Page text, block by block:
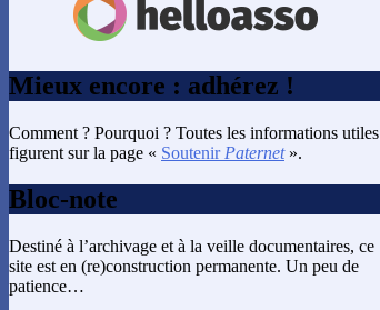
Mieux encore : adhérez !
Comment ? Pourquoi ? Toutes les informations utiles
figurent sur la page « Soutenir Paternet».
Bloc-note
Destiné à l’archivage et à la veille documentaires, ce
site est en (re)construction permanente. Un peu de
patience…